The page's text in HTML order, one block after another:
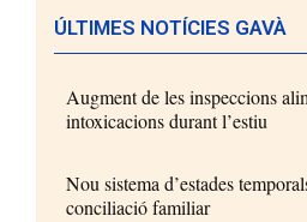
ÚLTIMES NOTÍCIES GAVÀ
Augment de les inspeccions
intoxicacions durant l’estiu
Nou sistema d’estades
conciliació familiar